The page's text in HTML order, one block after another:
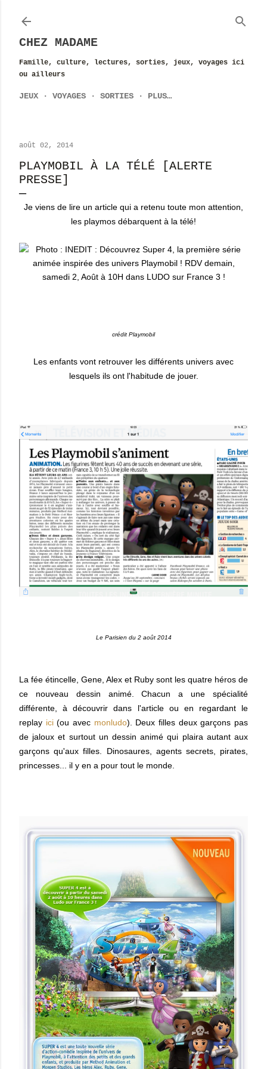
CHEZ MADAME
Famille, culture, lectures, sorties, jeux, voyages ici
ou ailleurs
JEUX VOYAGES SORTIES PLUS…
août 02, 2014
PLAYMOBIL À LA TÉLÉ [ALERTE
PRESSE]
Je viens de lire un article qui a retenu toute mon attention,
les playmos débarquent à la télé!
crédit Playmobil
Les enfants vont retrouver les différents univers avec
lesquels ils ont l'habitude de jouer.
Le Parisien du 2 août 2014
La fée étincelle, Gene, Alex et Ruby sont les quatre héros de
ce nouveau dessin animé. Chacun a une spécialité
différente, à découvrir dans l'article ou en regardant le
replay ici(ou avec monludo). Deux filles deux garçons pas
de jaloux et surtout un dessin animé qui plaira autant aux
garçons qu'aux filles. Dinosaures, agents secrets, pirates,
princesses... il y en a pour tout le monde.